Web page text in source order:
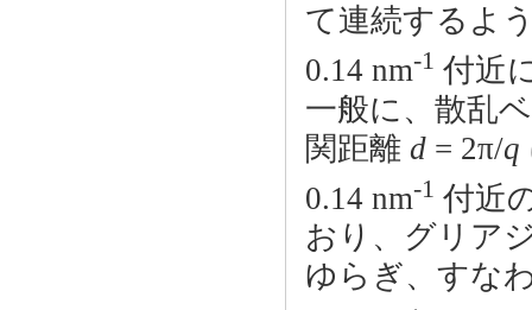
て連続するよ
0.14 nm-1 付近
一般に、散乱
関距離 d = 2π/q
0.14 nm-1 付近
おり、グリア
ゆらぎ、すな